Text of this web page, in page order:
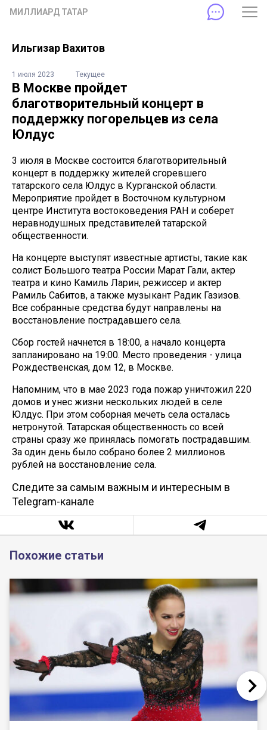
МИЛЛИАРД ТАТАР
Ильгизар Вахитов
1 июля 2023 Текущее
В Москве пройдет
благотворительный концерт в
поддержку погорельцев из села
Юлдус
3 июля в Москве состоится благотворительный
концерт в поддержку жителей сгоревшего
татарского села Юлдус в Курганской области.
Мероприятие пройдет в Восточном культурном
центре Института востоковедения РАН и соберет
неравнодушных представителей татарской
общественности.
На концерте выступят известные артисты, такие как
солист Большого театра России Марат Гали, актер
театра и кино Камиль Ларин, режиссер и актер
Рамиль Сабитов, а также музыкант Радик Газизов.
Все собранные средства будут направлены на
восстановление пострадавшего села.
Сбор гостей начнется в 18:00, а начало концерта
запланировано на 19:00. Место проведения - улица
Рождественская, дом 12, в Москве.
Напомним, что в мае 2023 года пожар уничтожил 220
домов и унес жизни нескольких людей в селе
Юлдус. При этом соборная мечеть села осталась
нетронутой. Татарская общественность со всей
страны сразу же принялась помогать пострадавшим.
За один день было собрано более 2 миллионов
рублей на восстановление села.
Следите за самым важным и интересным в
Telegram-канале
Похожие статьи